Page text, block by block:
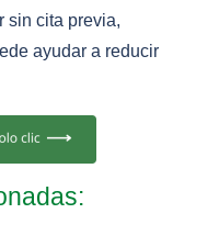
sin cita previa,
ayudar a reducir